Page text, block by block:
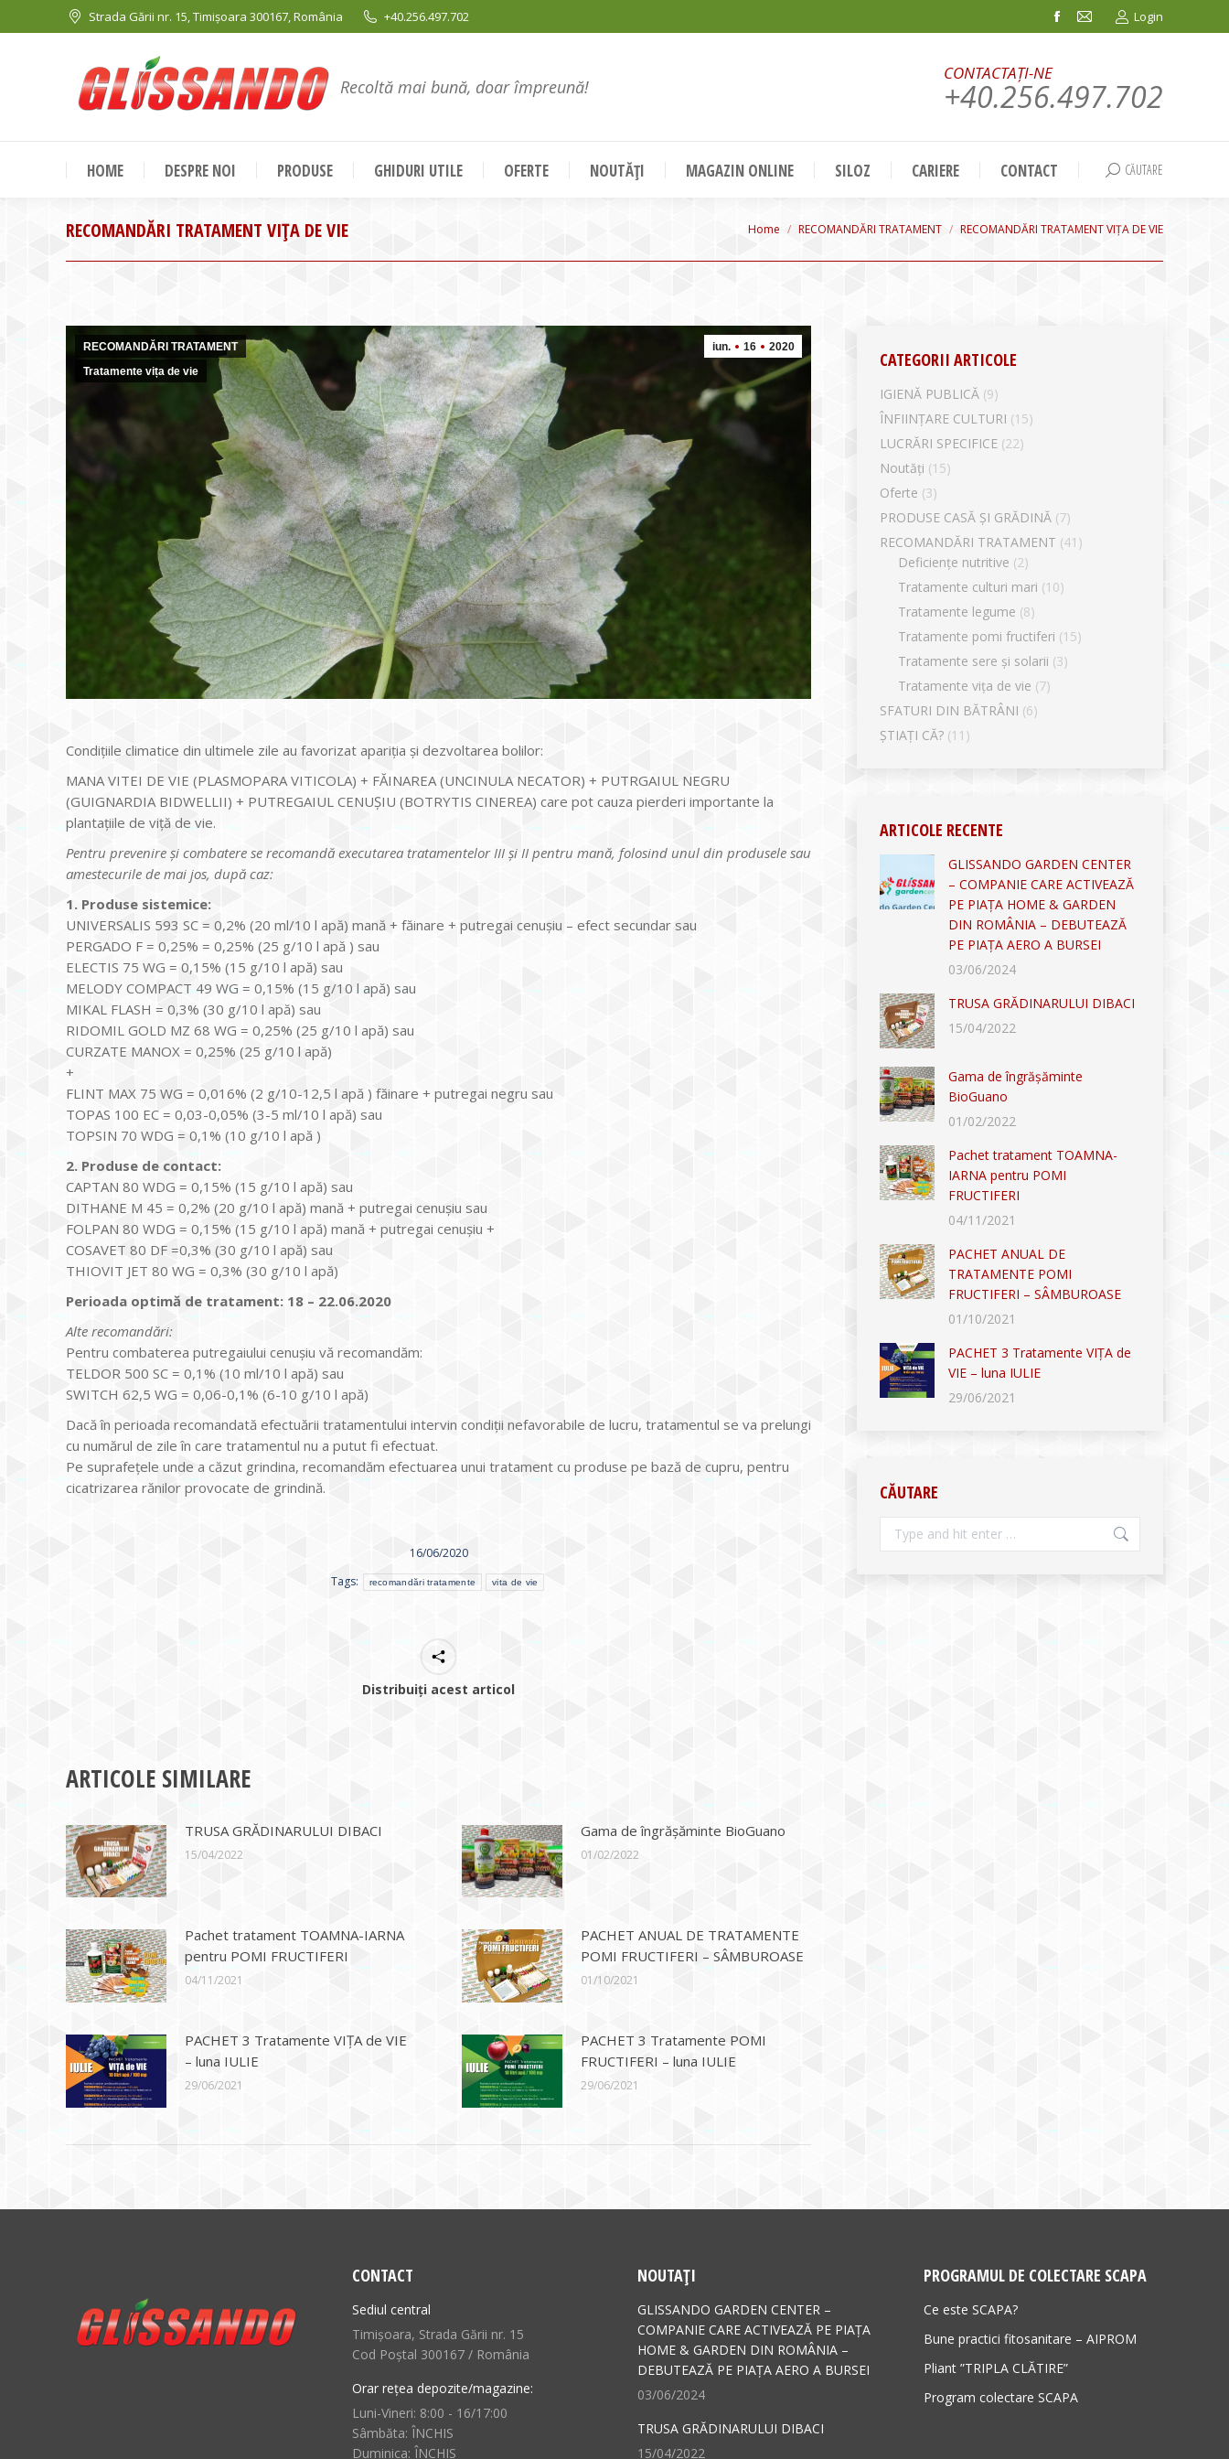
Strada Gării nr. 15, Timișoara 300167, România +40.256.497.702
Facebook
in
window
Mail
in
window
Login
Recoltă mai bună, doar împreună!
CONTACTAȚI-NE
+40.256.497.702
HOME DESPRE NOI PRODUSE GHIDURI UTILE OFERTE NOUTĂȚI MAGAZIN ONLINE SILOZ CARIERE CONTACT Search:
CĂUTARE
RECOMANDĂRI TRATAMENT VIȚA DE VIE You are here:
Home RECOMANDĂRI TRATAMENT RECOMANDĂRI TRATAMENT VIȚA DE VIE
iun. 16 2020
RECOMANDĂRI TRATAMENT
Tratamente vița de vie
Condiţiile climatice din ultimele zile au favorizat apariţia şi dezvoltarea bolilor:
MANA VITEI DE VIE (PLASMOPARA VITICOLA) + FĂINAREA (UNCINULA NECATOR) + PUTRGAIUL NEGRU
(GUIGNARDIA BIDWELLII) + PUTREGAIUL CENUŞIU (BOTRYTIS CINEREA) care pot cauza pierderi importante la
plantaţiile de viţă de vie.
Pentru prevenire şi combatere se recomandă executarea tratamentelor III și II pentru mană, folosind unul din produsele sau
amestecurile de mai jos, după caz:
1. Produse sistemice:
UNIVERSALIS 593 SC = 0,2% (20 ml/10 l apă) mană + făinare + putregai cenușiu – efect secundar sau
PERGADO F = 0,25% = 0,25% (25 g/10 l apă ) sau
ELECTIS 75 WG = 0,15% (15 g/10 l apă) sau
MELODY COMPACT 49 WG = 0,15% (15 g/10 l apă) sau
MIKAL FLASH = 0,3% (30 g/10 l apă) sau
RIDOMIL GOLD MZ 68 WG = 0,25% (25 g/10 l apă) sau
CURZATE MANOX = 0,25% (25 g/10 l apă)
+
FLINT MAX 75 WG = 0,016% (2 g/10-12,5 l apă ) făinare + putregai negru sau
TOPAS 100 EC = 0,03-0,05% (3-5 ml/10 l apă) sau
TOPSIN 70 WDG = 0,1% (10 g/10 l apă )
2. Produse de contact:
CAPTAN 80 WDG = 0,15% (15 g/10 l apă) sau
DITHANE M 45 = 0,2% (20 g/10 l apă) mană + putregai cenuşiu sau
FOLPAN 80 WDG = 0,15% (15 g/10 l apă) mană + putregai cenuşiu +
COSAVET 80 DF =0,3% (30 g/10 l apă) sau
THIOVIT JET 80 WG = 0,3% (30 g/10 l apă)
Perioada optimă de tratament: 18 – 22.06.2020
Alte recomandări:
Pentru combaterea putregaiului cenuşiu vă recomandăm:
TELDOR 500 SC = 0,1% (10 ml/10 l apă) sau
SWITCH 62,5 WG = 0,06-0,1% (6-10 g/10 l apă)
Dacă în perioada recomandată efectuării tratamentului intervin condiţii nefavorabile de lucru, tratamentul se va prelungi
cu numărul de zile în care tratamentul nu a putut fi efectuat.
Pe suprafeţele unde a căzut grindina, recomandăm efectuarea unui tratament cu produse pe bază de cupru, pentru
cicatrizarea rănilor provocate de grindină.
16/06/2020
Tags:
recomandări tratamente vita de vie
Distribuiți acest articol
ARTICOLE SIMILARE
TRUSA GRĂDINARULUI DIBACI
15/04/2022
Gama de îngrășăminte BioGuano
01/02/2022
Pachet tratament TOAMNA-IARNA
pentru POMI FRUCTIFERI
04/11/2021
PACHET ANUAL DE TRATAMENTE
POMI FRUCTIFERI – SÂMBUROASE
01/10/2021
PACHET 3 Tratamente VIȚA de VIE
– luna IULIE
29/06/2021
PACHET 3 Tratamente POMI
FRUCTIFERI – luna IULIE
29/06/2021
CATEGORII ARTICOLE
IGIENĂ PUBLICĂ (9)
ÎNFIINȚARE CULTURI (15)
LUCRĂRI SPECIFICE (22)
Noutăți (15)
Oferte (3)
PRODUSE CASĂ ȘI GRĂDINĂ (7)
RECOMANDĂRI TRATAMENT (41)
Deficiențe nutritive (2)
Tratamente culturi mari (10)
Tratamente legume (8)
Tratamente pomi fructiferi (15)
Tratamente sere și solarii (3)
Tratamente vița de vie (7)
SFATURI DIN BĂTRÂNI (6)
ȘTIAȚI CĂ? (11)
ARTICOLE RECENTE
GLISSANDO GARDEN CENTER
– COMPANIE CARE ACTIVEAZĂ
PE PIAȚA HOME & GARDEN
DIN ROMÂNIA – DEBUTEAZĂ
PE PIAȚA AERO A BURSEI
03/06/2024
TRUSA GRĂDINARULUI DIBACI
15/04/2022
Gama de îngrășăminte
BioGuano
01/02/2022
Pachet tratament TOAMNA-
IARNA pentru POMI
FRUCTIFERI
04/11/2021
PACHET ANUAL DE
TRATAMENTE POMI
FRUCTIFERI – SÂMBUROASE
01/10/2021
PACHET 3 Tratamente VIȚA de
VIE – luna IULIE
29/06/2021
CĂUTARE
Search:
CONTACT
Sediul central
Timișoara, Strada Gării nr. 15
Cod Poștal 300167 / România
Orar rețea depozite/magazine:
Luni-Vineri: 8:00 - 16/17:00
Sâmbăta: ÎNCHIS
Duminica: ÎNCHIS
NOUTAȚI
GLISSANDO GARDEN CENTER –
COMPANIE CARE ACTIVEAZĂ PE PIAȚA
HOME & GARDEN DIN ROMÂNIA –
DEBUTEAZĂ PE PIAȚA AERO A BURSEI
03/06/2024
TRUSA GRĂDINARULUI DIBACI
15/04/2022
PROGRAMUL DE COLECTARE SCAPA
Ce este SCAPA?
Bune practici fitosanitare – AIPROM
Pliant ”TRIPLA CLĂTIRE”
Program colectare SCAPA